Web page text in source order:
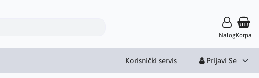
NalogKorpa
Korisnički servis Prijavi Se